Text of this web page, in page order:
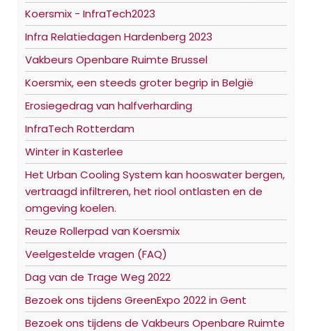
Koersmix - InfraTech2023
Infra Relatiedagen Hardenberg 2023
Vakbeurs Openbare Ruimte Brussel
Koersmix, een steeds groter begrip in België
Erosiegedrag van halfverharding
InfraTech Rotterdam
Winter in Kasterlee
Het Urban Cooling System kan hooswater bergen,
vertraagd infiltreren, het riool ontlasten en de
omgeving koelen.
Reuze Rollerpad van Koersmix
Veelgestelde vragen (FAQ)
Dag van de Trage Weg 2022
Bezoek ons tijdens GreenExpo 2022 in Gent
Bezoek ons tijdens de Vakbeurs Openbare Ruimte